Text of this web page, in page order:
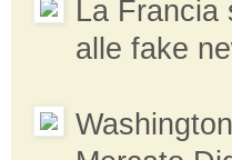
La Francia
alle fake